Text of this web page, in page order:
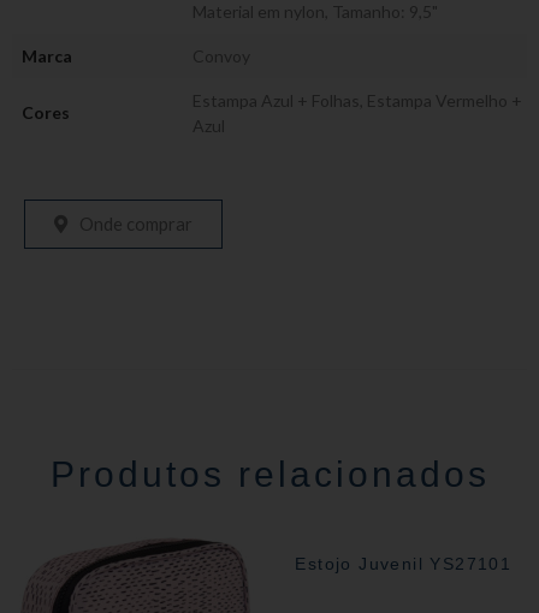
Material em nylon Tamanho: 9,5"
Marca Convoy
Cores
Estampa Azul + Folhas Estampa Vermelho +
Azul
Onde comprar
Produtos relacionados
Estojo Juvenil YS27101